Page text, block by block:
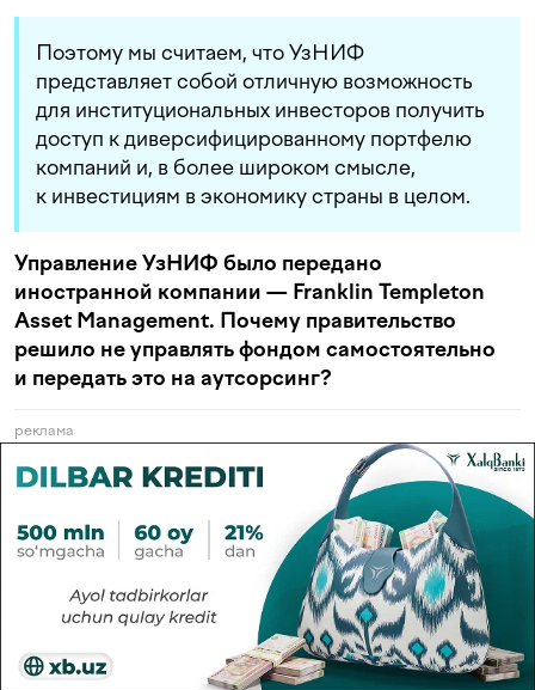
Поэтому мы считаем, что УзНИФ
представляет собой отличную возможность
для институциональных инвесторов получить
доступ к диверсифицированному портфелю
компаний и, в более широком смысле,
к инвестициям в экономику страны в целом.
Управление УзНИФ было передано
иностранной компании — Franklin Templeton
Asset Management. Почему правительство
решило не управлять фондом самостоятельно
и передать это на аутсорсинг?
реклама